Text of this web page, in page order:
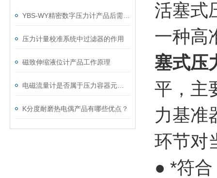
压力计量校准系统中过滤器的作用
磁致伸缩液位计产品工作原理
K分度耐磨热电偶产品有哪些优点？
活塞式
一种高
塞式压
平，主
力基准
环节对
● *符